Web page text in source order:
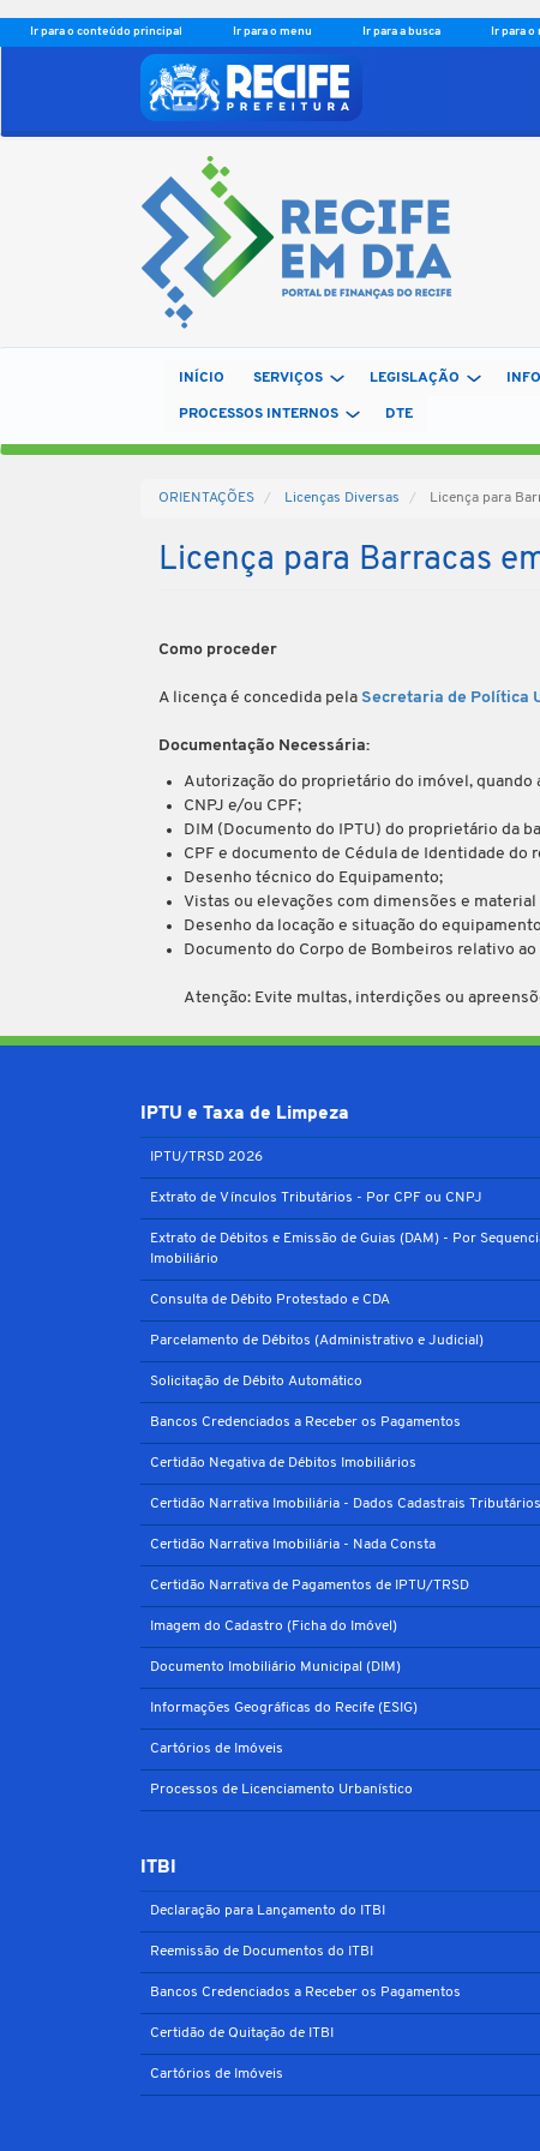
Ir para o conteúdo principal Ir para o menu Ir para a busca Ir para o
INÍCIO SERVIÇOS LEGISLAÇÃO
PROCESSOS INTERNOS DTE
ORIENTAÇÕES Licenças Diversas Licença para
Licença para Barracas
Como proceder
A licença é concedida pela Secretaria de Política
Documentação Necessária:
Autorização do proprietário do imóvel,
CNPJ e/ou CPF;
DIM (Documento do IPTU) do proprietário da
CPF e documento de Cédula de Identidade do
Desenho técnico do Equipamento;
Vistas ou elevações com dimensões e
Desenho da locação e situação do
Documento do Corpo de Bombeiros relativo
Atenção: Evite multas, interdições ou
IPTU e Taxa de Limpeza
IPTU/TRSD 2026
Extrato de Vínculos Tributários - Por CPF ou CNPJ
Extrato de Débitos e Emissão de Guias (DAM) - Por
Imobiliário
Consulta de Débito Protestado e CDA
Parcelamento de Débitos (Administrativo e Judicial)
Solicitação de Débito Automático
Bancos Credenciados a Receber os Pagamentos
Certidão Negativa de Débitos Imobiliários
Certidão Narrativa Imobiliária - Dados Cadastrais Tributários
Certidão Narrativa Imobiliária - Nada Consta
Certidão Narrativa de Pagamentos de IPTU/TRSD
Imagem do Cadastro (Ficha do Imóvel)
Documento Imobiliário Municipal (DIM)
Informações Geográficas do Recife (ESIG)
Cartórios de Imóveis
Processos de Licenciamento Urbanístico
ITBI
Declaração para Lançamento do ITBI
Reemissão de Documentos do ITBI
Bancos Credenciados a Receber os Pagamentos
Certidão de Quitação de ITBI
Cartórios de Imóveis